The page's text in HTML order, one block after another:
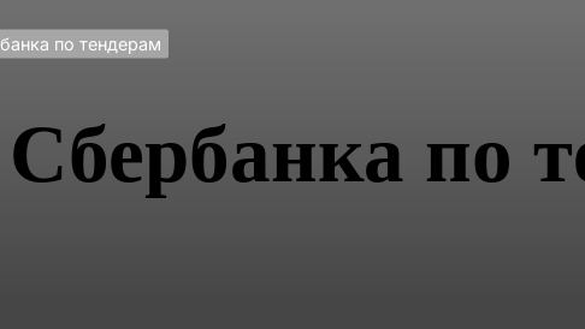
по тендерам
по